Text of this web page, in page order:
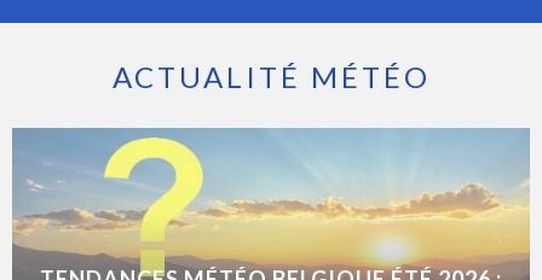
ACTUALITÉ MÉTÉO